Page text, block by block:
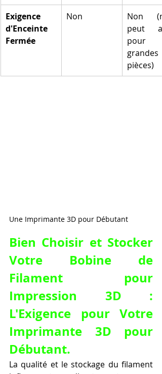
Exigence
d'Enceinte
Fermée
Non
Non
peut
pour
grandes
pièces)
Une Imprimante 3D pour Débutant
Bien Choisir et Stocker
Votre Bobine de
Filament pour
Impression 3D :
L'Exigence pour Votre
Imprimante 3D pour
Débutant.
La qualité et le stockage du filament